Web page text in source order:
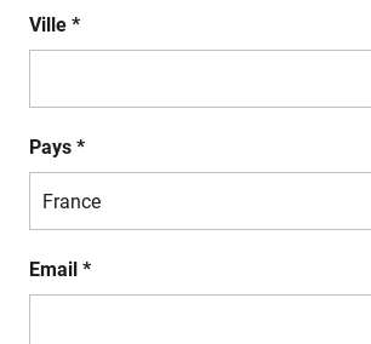
Ville *
Pays *
Email *